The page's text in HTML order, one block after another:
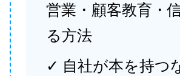
営業・顧客教育・
る方法
✓ 自社が本を持つ